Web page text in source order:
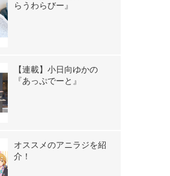
らうわらびー』
【連載】小日向ゆかの
『あっぷでーと』
オススメのアニラジを紹
介！